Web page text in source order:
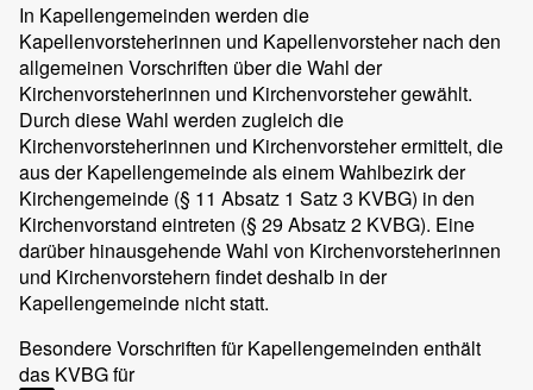
In Kapellengemeinden werden die
Kapellenvorsteherinnen und Kapellenvorsteher nach den
allgemeinen Vorschriften über die Wahl der
Kirchenvorsteherinnen und Kirchenvorsteher gewählt.
Durch diese Wahl werden zugleich die
Kirchenvorsteherinnen und Kirchenvorsteher ermittelt, die
aus der Kapellengemeinde als einem Wahlbezirk der
Kirchengemeinde (§ 11 Absatz 1 Satz 3 KVBG) in den
Kirchenvorstand eintreten (§ 29 Absatz 2 KVBG). Eine
darüber hinausgehende Wahl von Kirchenvorsteherinnen
und Kirchenvorstehern findet deshalb in der
Kapellengemeinde nicht statt.
Besondere Vorschriften für Kapellengemeinden enthält
das KVBG für